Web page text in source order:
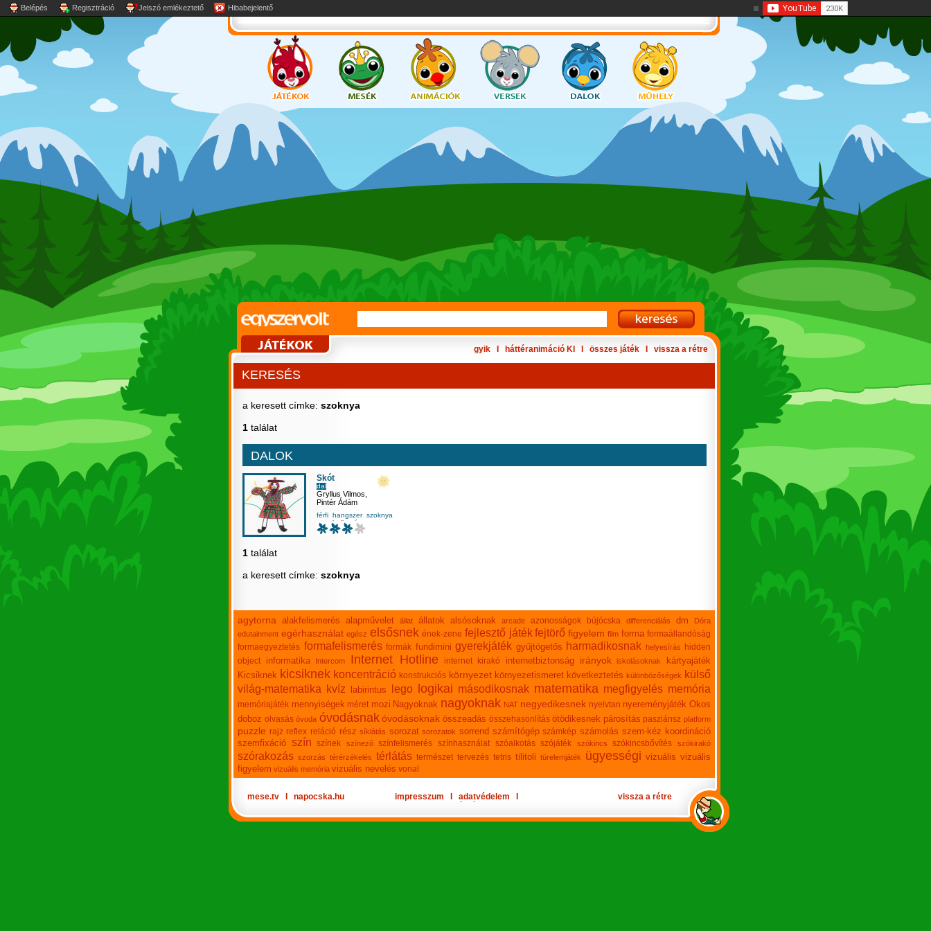
Belépés Regisztráció Jelszó emlékeztető Hibabejelentő
gyik háttéranimáció KI összes játék vissza a rétre
KERESÉS
a keresett címke: szoknya
1 találat
DALOK
Skót
dal
Gryllus Vilmos
Pintér Ádám
férfi hangszer szoknya
zenehallgatás
1 találat
a keresett címke: szoknya
agytorna alakfelismerés alapművelet állat állatok alsósoknak arcade azonosságok bújócska differenciálás dm
Dóra
edutainment egérhasználat egész elsősnek ének-zene fejlesztő játék fejtörő figyelem film forma formaállandóság
formaegyeztetés formafelismerés formák fundimini gyerekjáték gyűjtögetős harmadikosnak helyesírás
hidden
object
informatika Intercom Internet Hotline internet kirakó internetbiztonság irányok iskolásoknak
kártyajáték
Kicsiknek kicsiknek koncentráció konstrukciós környezet környezetismeret következtetés különbözőségek külső
világ-matematika kvíz labirintus lego logikai másodikosnak matematika megfigyelés memória
memóriajáték mennyiségek méret mozi Nagyoknak nagyoknak NAT negyedikesnek nyelvtan nyereményjáték Okos
doboz olvasás óvoda óvodásnak óvodásoknak összeadás összehasonlítás ötödikesnek párosítás pasziánsz platform
puzzle rajz reflex reláció rész síklátás sorozat sorozatok sorrend számítógép számkép számolás szem-kéz koordináció
szemfixáció szín színek színező színfelismerés színhasználat szóalkotás szójáték szókincs szókincsbővítés szókirakó
szórakozás szorzás térérzékelés térlátás természet tervezés tetris tilitoli türelemjáték ügyességi vizuális vizuális
figyelem vizuális memória vizuális nevelés vonal
mese.tv napocska.hu impresszum adatvédelem vissza a rétre